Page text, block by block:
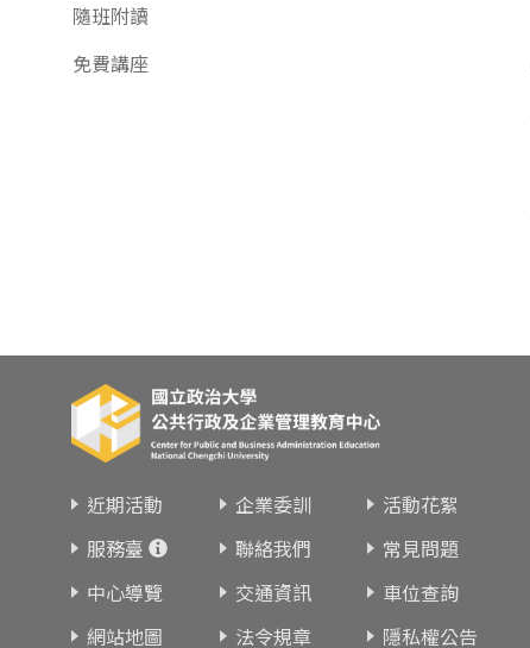
隨班附讀
免費講座
近期活動 企業委訓
活動花絮
服務臺
聯絡我們
常見問題
中心導覽
交通資訊
車位查詢
網站地圖
法令規章 隱私權公告